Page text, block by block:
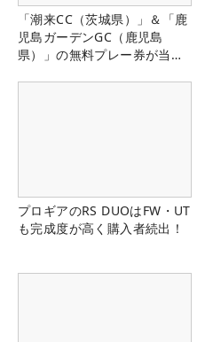
「潮来CC（茨城県）」＆「鹿
児島ガーデンGC（鹿児島
県）」の無料プレー券が当た
プロギアのRS DUOはFW・UT
も完成度が高く購入者続出！